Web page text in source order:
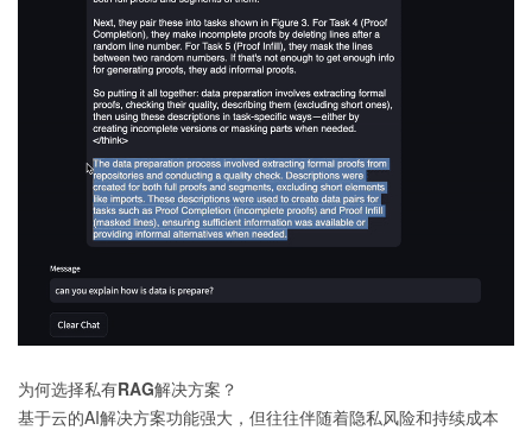
为何选择私有RAG解决方案？
基于云的AI解决方案功能强大，但往往伴随着隐私风险和持续成本